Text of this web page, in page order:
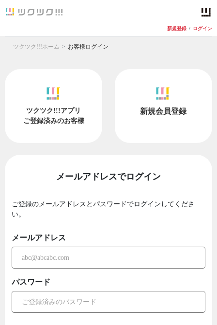
新規登録 / ログイン
ツクツク!!!ホーム お客様ログイン
ツクツク!!!アプリ
ご登録済みのお客様
新規会員登録
メールアドレスでログイン
ご登録のメールアドレスとパスワードでログインしてくださ
い。
メールアドレス
パスワード